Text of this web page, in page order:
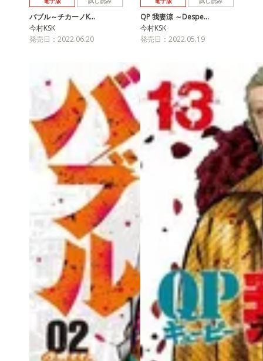
バブル～チカーノK…
今村KSK
発売日：2022.06.20
QP 我妻涼 ～Despe…
今村KSK
発売日：2022.05.19